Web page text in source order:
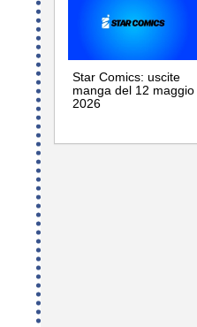
Star Comics: uscite
manga del 12 maggio
2026